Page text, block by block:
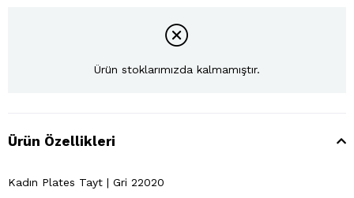
Ürün stoklarımızda kalmamıştır.
Ürün Özellikleri
Kadın Plates Tayt | Gri 22020